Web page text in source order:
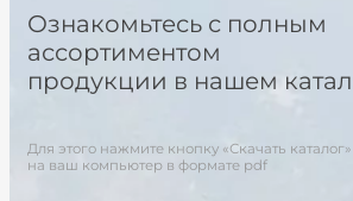
Ознакомьтесь с полным
ассортиментом
продукции в нашем
Для этого нажмите кнопку «Скачать
на ваш компьютер в формате pdf